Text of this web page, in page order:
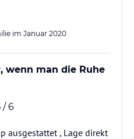
im Januar 2020
wenn man die Ruhe
/ 6
ausgestattet , Lage direkt